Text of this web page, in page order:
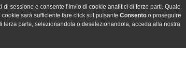
sessione e consente l’invio di cookie analitici di terze parti. Quale
sarà sufficiente fare click sul pulsante Consentoo proseguire
parte, selezionandola o deselezionandola, acceda alla nostra